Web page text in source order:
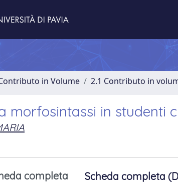
in Volume 2.1 Contributo in
morfosintassi in studenti
completa Scheda completa